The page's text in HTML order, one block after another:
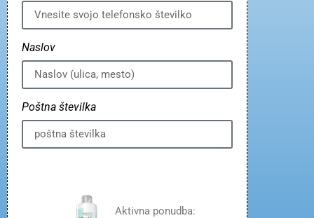
Naslov
Poštna številka
Aktivna ponudba: